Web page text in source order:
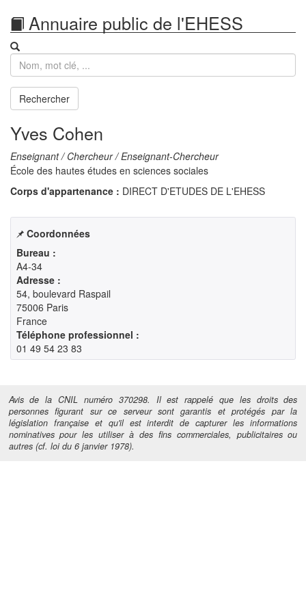
Annuaire public de l'EHESS
Recherche
Rechercher
Yves Cohen
Enseignant / Chercheur / Enseignant-Chercheur
École des hautes études en sciences sociales
Corps d'appartenance : DIRECT D'ETUDES DE L'EHESS
Coordonnées
Bureau :
A4-34
Adresse :
54, boulevard Raspail
75006 Paris
France
Téléphone professionnel :
01 49 54 23 83
Avis de la CNIL numéro 370298. Il est rappelé que les droits des
personnes figurant sur ce serveur sont garantis et protégés par la
législation française et qu'il est interdit de capturer les informations
nominatives pour les utiliser à des fins commerciales, publicitaires ou
autres (cf. loi du 6 janvier 1978).